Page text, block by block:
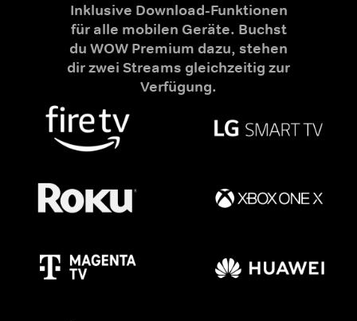
Inklusive Download-Funktionen
für alle mobilen Geräte. Buchst
du WOW Premium dazu, stehen
dir zwei Streams gleichzeitig zur
Verfügung.